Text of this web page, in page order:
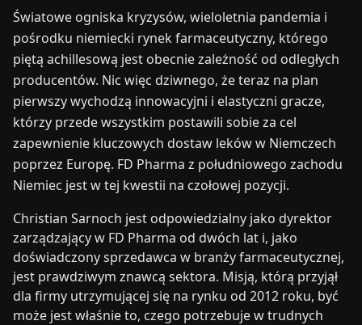
ENDEFRESITNLPLHU
SKONTAKTUJ
SIĘ
Z
NAMI
Światowe ogniska kryzysów, wieloletnia pandemia i
pośrodku niemiecki rynek farmaceutyczny, którego
piętą achillesową jest obecnie zależność od odległych
producentów. Nic więc dziwnego, że teraz na plan
pierwszy wychodzą innowacyjni i elastyczni gracze,
którzy przede wszystkim postawili sobie za cel
zapewnienie kluczowych dostaw leków w Niemczech
poprzez Europę. FD Pharma z południowego zachodu
Niemiec jest w tej kwestii na czołowej pozycji.
Christian Sarnoch jest odpowiedzialny jako dyrektor
zarządzający w FD Pharma od dwóch lat i, jako
doświadczony sprzedawca w branży farmaceutycznej,
jest prawdziwym znawcą sektora. Misją, którą przyjął
dla firmy utrzymującej się na rynku od 2012 roku, być
może jest właśnie to, czego potrzebuje w trudnych